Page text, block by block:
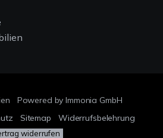
Powered by Immonia GmbH
Sitemap Widerrufsbelehrung
widerrufen